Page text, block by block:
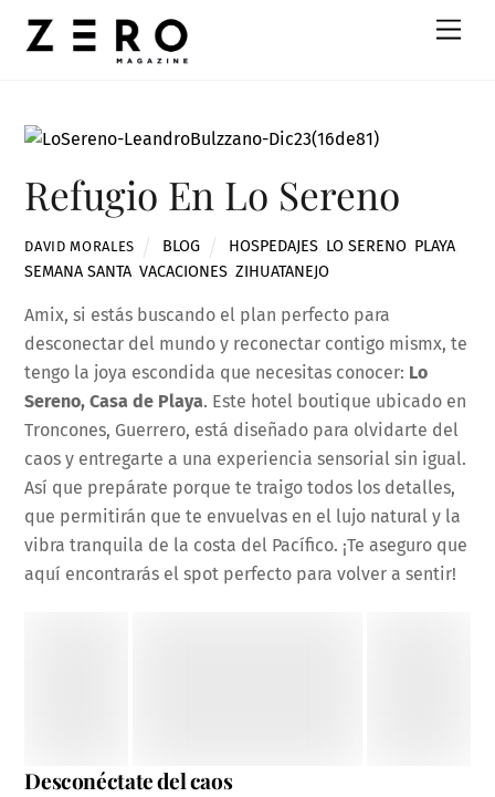
Refugio En Lo Sereno
DAVID MORALES BLOG HOSPEDAJES, LO SERENO, PLAYA,
SEMANA SANTA ,VACACIONES ,ZIHUATANEJO
Amix, si estás buscando el plan perfecto para
desconectar del mundo y reconectar contigo mismx, te
tengo la joya escondida que necesitas conocer: Lo
Sereno, Casa de Playa. Este hotel boutique ubicado en
Troncones, Guerrero, está diseñado para olvidarte del
caos y entregarte a una experiencia sensorial sin igual.
Así que prepárate porque te traigo todos los detalles,
que permitirán que te envuelvas en el lujo natural y la
vibra tranquila de la costa del Pacífico. ¡Te aseguro que
aquí encontrarás el spot perfecto para volver a sentir!
Desconéctate del caos